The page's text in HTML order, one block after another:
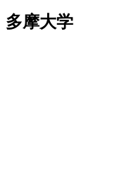
多摩大学